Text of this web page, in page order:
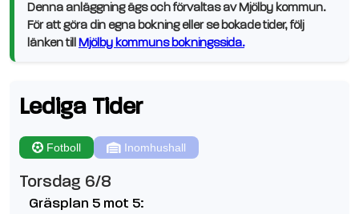
Denna anläggning ägs och förvaltas av Mjölby kommun.
För att göra din egna bokning eller se bokade tider, följ
länken till Mjölby kommuns bokningssida.
Lediga Tider
Fotboll Inomhushall
Torsdag 6/8
Gräsplan 5 mot 5: